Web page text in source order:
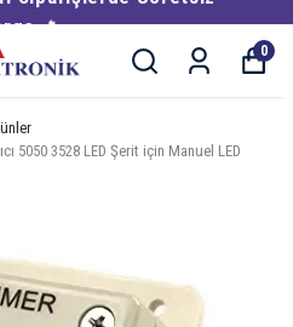
🔥
0
5050 3528 LED Şerit için Manuel LED